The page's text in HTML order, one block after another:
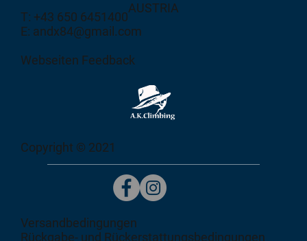
AUSTRIA
T: +43 650 6451400
E: andx84@gmail.com
Webseiten Feedback
Copyright © 2021
Versandbedingungen
Rückgabe- und Rückerstattungsbedingungen